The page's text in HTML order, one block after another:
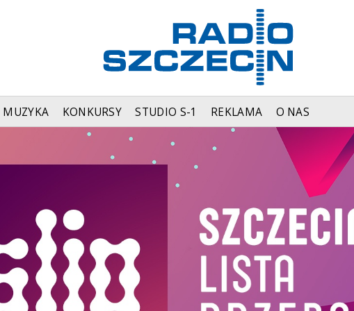
MUZYKA KONKURSY STUDIO S-1 REKLAMA O NAS